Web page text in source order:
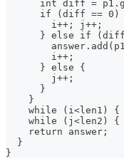
int diff =
if (diff == 0)
        i++; j++;
} else if
        i++;
      } else {
        j++;
      }
    }
while (i<len1) {
while (j<len2) {
    return answer;
  }
}